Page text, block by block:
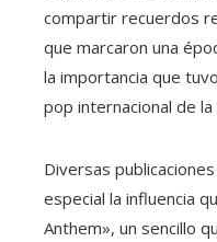
compartir recuerdos
que marcaron una
la importancia que
pop internacional de
Diversas
especial la influencia
Anthem», un sencillo